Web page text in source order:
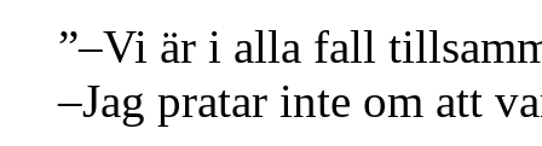
”–Vi är i alla fall
–Jag pratar inte om att